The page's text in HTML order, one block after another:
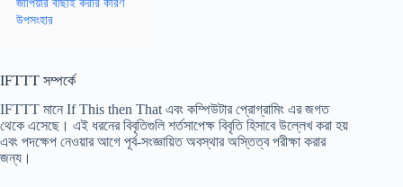
উপসংহার
IFTTT সম্পর্কে
IFTTT মানে If This then That এবং কম্পিউটার প্রোগ্রামিং এর জগত
থেকে এসেছে। এই ধরনের বিবৃতিগুলি শর্তসাপেক্ষ বিবৃতি হিসাবে উল্লেখ করা হয়
এবং পদক্ষেপ নেওয়ার আগে পূর্ব-সংজ্ঞায়িত অবস্থার অস্তিত্ব পরীক্ষা করার
জন্য।